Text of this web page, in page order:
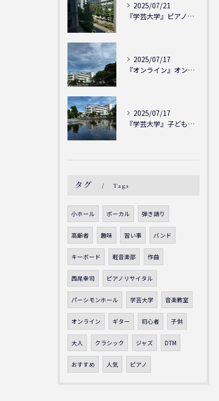
2025/07/21
『学芸大学』ピアノを弾ける喜び - シェリー・アーツ音楽教室...
2025/07/17
『オンライン』オンラインの会員様大募集中！シェリー・アーツ音...
2025/07/17
『学芸大学』子どもには子どもの表現が大切！シェリー・アーツ音...
タグ Tags
小ホール ボーカル 弾き語り
高齢者 趣味 習い事 バンド
キーボード 軽音楽部 作曲
西尾幸司 ピアノリサイタル
パーシモンホール 学芸大学 音楽教室
オンライン ギター 初心者 子供
大人 クラシック ジャズ DTM
おすすめ 人気 ピアノ